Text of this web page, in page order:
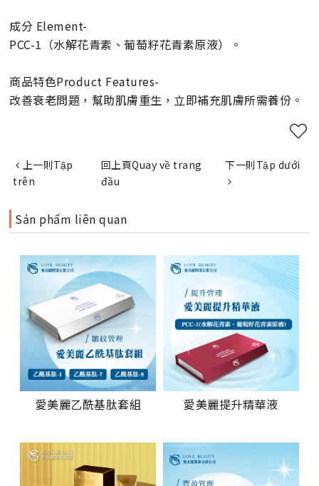
成分 Element-
PCC-1（水解花青素、葡萄籽花青素原液）。
商品特色Product Features-
改善衰老問題，幫助肌膚重生，立即補充肌膚所需養份。
上一則Tập
trên
回上頁Quay về trang
đầu
下一則Tập dưới
Sản phẩm liên quan
愛美麗乙酰基肽套組 愛美麗提升精華液